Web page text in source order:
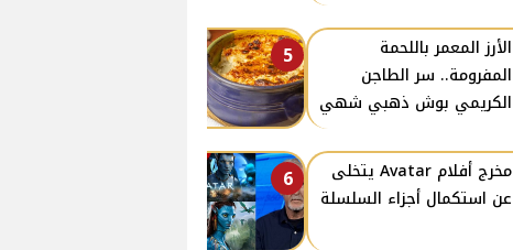
5
الأرز المعمر باللحمة
المفرومة.. سر الطاجن
الكريمي بوش ذهبي شهي
6
مخرج أفلام Avatar يتخلى
عن استكمال أجزاء السلسلة